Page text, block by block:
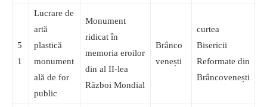
5
1
Lucrare de
artă
plastică
monument
ală de for
public
Monument
ridicat în
memoria eroilor
din al II-lea
Război Mondial
Brânco
venești
curtea
Bisericii
Reformate din
Brâncovenești